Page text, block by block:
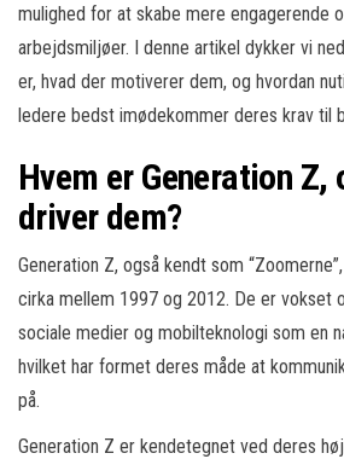
mulighed for at skabe mere engagerende
arbejdsmiljøer. I denne artikel dykker vi
er, hvad der motiverer dem, og hvordan
ledere bedst imødekommer deres krav til
Hvem er Generation Z,
driver dem?
Generation Z, også kendt som
cirka mellem 1997 og 2012. De er vokset
sociale medier og mobilteknologi som en
hvilket har formet deres måde at
på.
Generation Z er kendetegnet ved deres